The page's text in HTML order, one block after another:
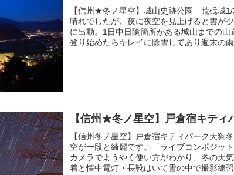
【信州★冬ノ星空】城山史跡公園 荒砥城
晴れでしたが、夜に夜空を見上げると雲が
に出動。1日中日陰箇所がある城山までの
登り始めたらキレイに除雪してあり週末の雨
【信州★冬ノ星空】戸倉宿キテ
【信州冬ノ星空】戸倉宿キティパーク天狗
空が一段と綺麗です。「ライブコンポジッ
カメラでようやく使い方がわかり、冬の天
着と懐中電灯・長靴はいて雪の中で撮影練